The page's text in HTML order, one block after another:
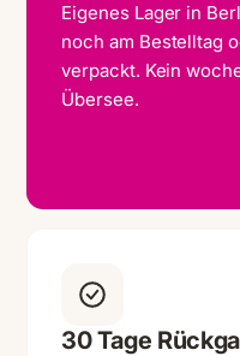
Eigenes Lager in
noch am Bestelltag
verpackt. Kein
Übersee.
30 Tage